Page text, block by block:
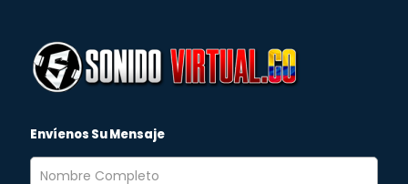
Envíenos Su Mensaje